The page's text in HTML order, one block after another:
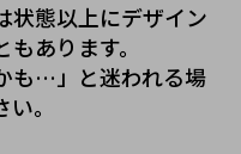
状態以上にデザイン
あります。
も…」と迷われる場
。